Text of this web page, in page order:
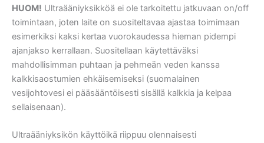
HUOM! Ultraääniyksikköä ei ole tarkoitettu jatkuvaan on/off
toimintaan, joten laite on suositeltavaa ajastaa toimimaan
esimerkiksi kaksi kertaa vuorokaudessa hieman pidempi
ajanjakso kerrallaan. Suositellaan käytettäväksi
mahdollisimman puhtaan ja pehmeän veden kanssa
kalkkisaostumien ehkäisemiseksi (suomalainen
vesijohtovesi ei pääsääntöisesti sisällä kalkkia ja kelpaa
sellaisenaan).
Ultraääniyksikön käyttöikä riippuu olennaisesti